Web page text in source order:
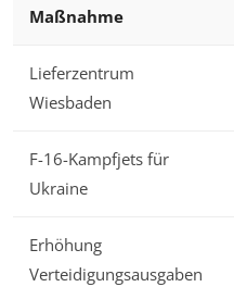
Maßnahme
Lieferzentrum
Wiesbaden
F-16-Kampfjets für
Ukraine
Erhöhung
Verteidigungsausgaben